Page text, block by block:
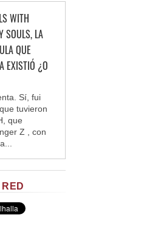
WITH
SOULS, LA
QUE
EXISTIÓ ¿O
Sí, fui
tuvieron
que
Z , con